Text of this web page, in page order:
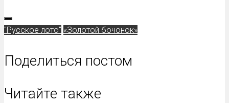
"Русское лото" «Золотой бочонок»
Поделиться постом
Читайте также